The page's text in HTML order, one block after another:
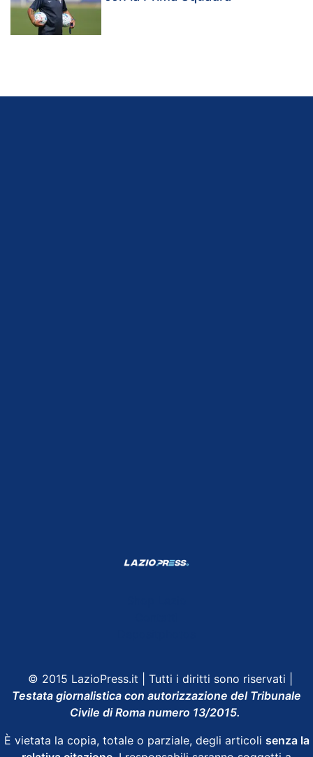
© 2015 LazioPress.it | Tutti i diritti sono riservati |
Testata giornalistica con autorizzazione del Tribunale
Civile di Roma numero 13/2015.
È vietata la copia, totale o parziale, degli articoli senza la